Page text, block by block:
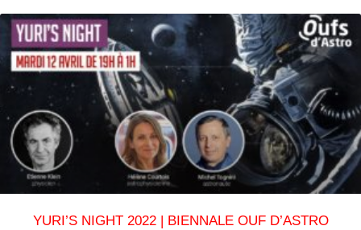
YURI’S NIGHT 2022 | BIENNALE OUF D’ASTRO